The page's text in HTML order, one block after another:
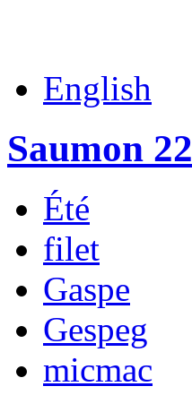
English
Saumon 22
Été
filet
Gaspe
Gespeg
micmac